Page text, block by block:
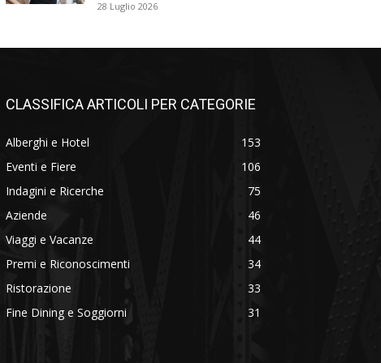
28 Luglio 2026
CLASSIFICA ARTICOLI PER CATEGORIE
Alberghi e Hotel
153
Eventi e Fiere
106
Indagini e Ricerche
75
Aziende
46
Viaggi e Vacanze
44
Premi e Riconoscimenti
34
Ristorazione
33
Fine Dining e Soggiorni
31